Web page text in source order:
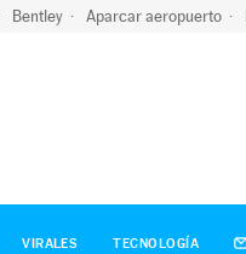
Bentley Aparcar aeropuerto
VIRALES TECNOLOGÍA